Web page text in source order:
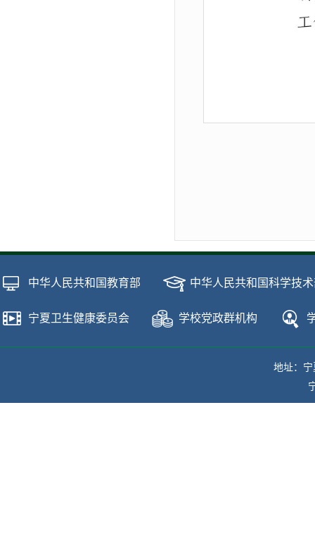
中华人民共和国教育部 中华人民共和国科学技
宁夏卫生健康委员会 学校党政群机构
地址：